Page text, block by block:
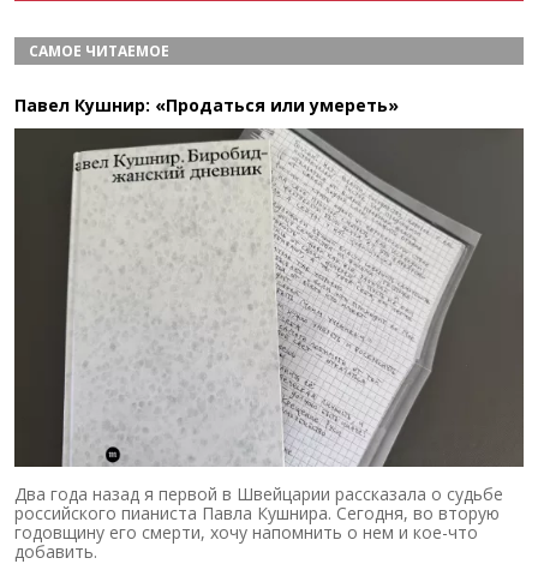
САМОЕ ЧИТАЕМОЕ
Павел Кушнир: «Продаться или умереть»
Два года назад я первой в Швейцарии рассказала о судьбе
российского пианиста Павла Кушнира. Сегодня, во вторую
годовщину его смерти, хочу напомнить о нем и кое-что
добавить.